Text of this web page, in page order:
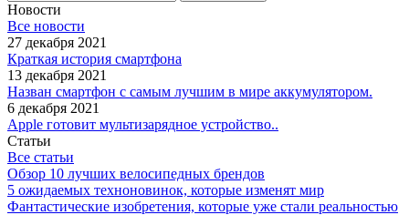
Новости
Все новости
27 декабря 2021
Краткая история смартфона
13 декабря 2021
Назван смартфон с самым лучшим в мире аккумулятором.
6 декабря 2021
Apple готовит мультизарядное устройство..
Статьи
Все статьи
Обзор 10 лучших велосипедных брендов
5 ожидаемых техноновинок, которые изменят мир
Фантастические изобретения, которые уже стали реальностью